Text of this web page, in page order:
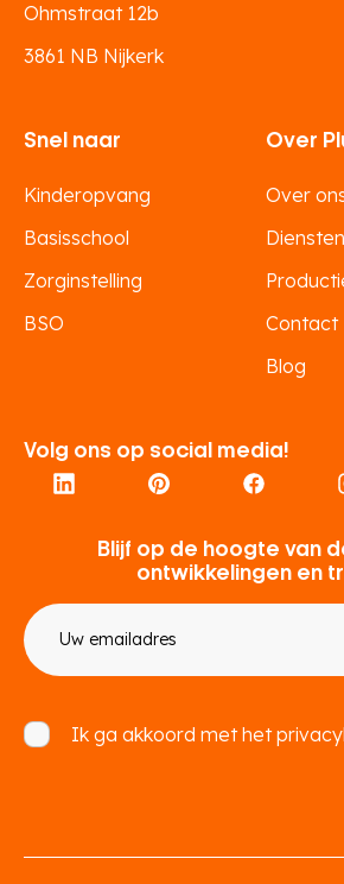
Volg ons op social media!
Ohmstraat 12b
3861 NB Nijkerk
Snel naar
Kinderopvang
Basisschool
Zorginstelling
BSO
Over
Over
Diensten
Contact
Blog
Blijf op de hoogte van
ontwikkelingen en
mailadres
Ik ga akkoord met het